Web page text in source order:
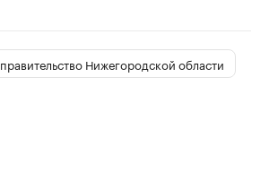
правительство Нижегородской области